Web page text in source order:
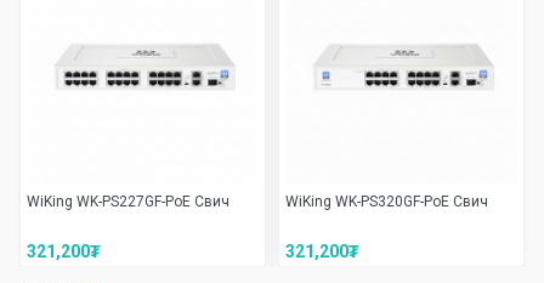
WiKing WK-PS227GF-PoE Свич
321,200₮
WiKing WK-PS320GF-PoE Свич
321,200₮